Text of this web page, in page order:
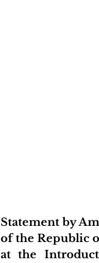
Statement by
of the Republic
at the